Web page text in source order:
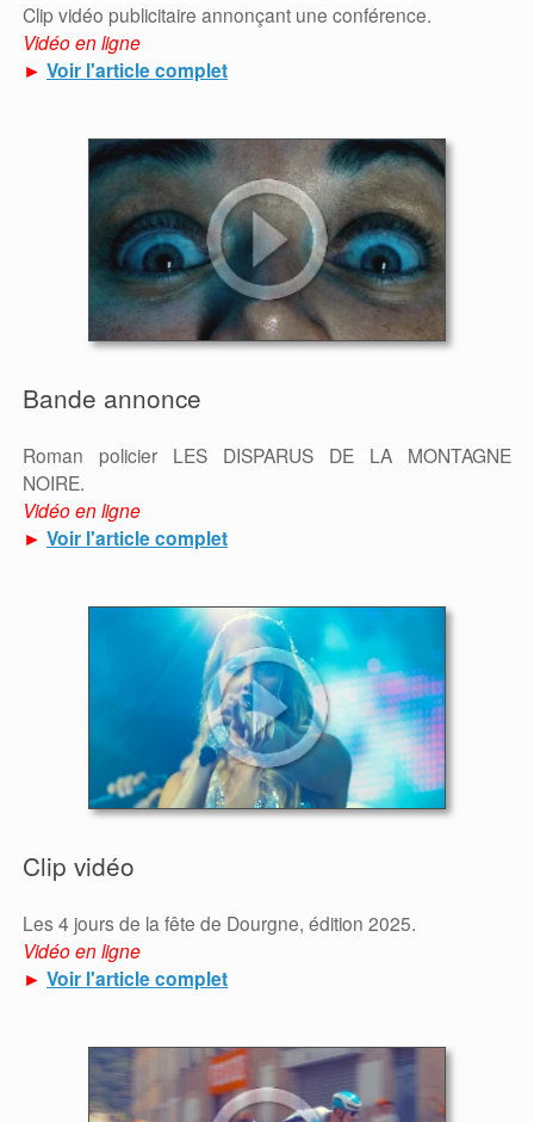
Clip vidéo publicitaire annonçant une conférence.
Vidéo en ligne
► Voir l'article complet
Bande annonce
Roman policier LES DISPARUS DE LA MONTAGNE
NOIRE.
Vidéo en ligne
► Voir l'article complet
Clip vidéo
Les 4 jours de la fête de Dourgne, édition 2025.
Vidéo en ligne
► Voir l'article complet